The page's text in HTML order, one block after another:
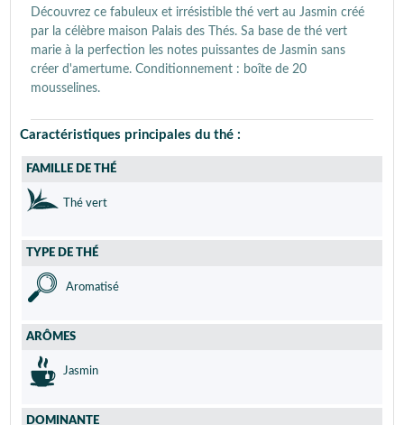
Découvrez ce fabuleux et irrésistible thé vert au Jasmin créé
par la célèbre maison Palais des Thés. Sa base de thé vert
marie à la perfection les notes puissantes de Jasmin sans
créer d'amertume. Conditionnement : boîte de 20
mousselines.
Caractéristiques principales du thé :
FAMILLE DE THÉ
Thé vert
TYPE DE THÉ
Aromatisé
ARÔMES
Jasmin
DOMINANTE